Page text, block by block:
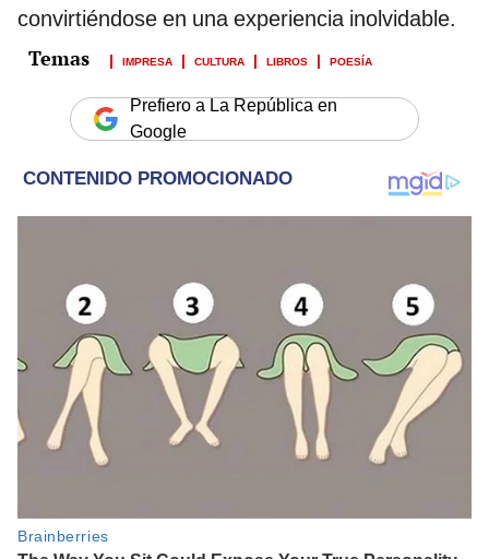
convirtiéndose en una experiencia inolvidable.
IMPRESA CULTURA LIBROS POESÍA
Prefiero a La República en
Google